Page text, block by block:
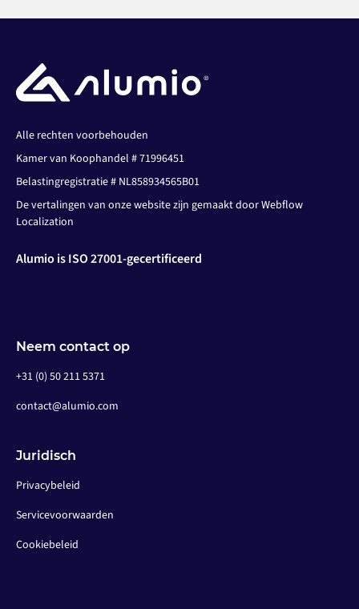
Alle rechten voorbehouden
Kamer van Koophandel # 71996451
Belastingregistratie # NL858934565B01
De vertalingen van onze website zijn gemaakt door Webflow
Localization
Alumio is ISO 27001-gecertificeerd
Neem contact op
+31 (0) 50 211 5371
contact@alumio.com
Juridisch
Privacybeleid
Servicevoorwaarden
Cookiebeleid